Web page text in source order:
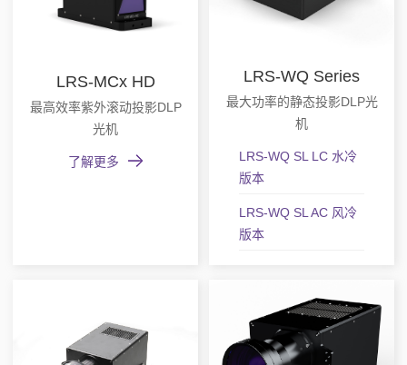
LRS-MCx HD
最高效率紫外滚动投影DLP
光机
了解更多
LRS-WQ Series
最大功率的静态投影DLP光
机
LRS-WQ SL LC 水冷
版本
LRS-WQ SL AC 风冷
版本